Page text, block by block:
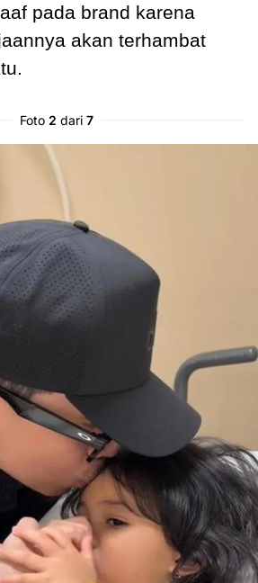
pada brand karena
akan terhambat
Foto 2 dari 7